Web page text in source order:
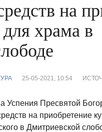
на
храма в
25-05-2021, 10:54
Успения Пресвятой
на приобретение
в Дмитриевской